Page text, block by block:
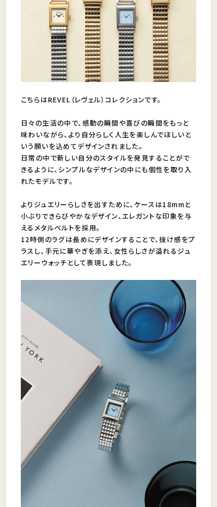
こちらはREVEL（レヴェル）コレクションです。
日々の生活の中で、感動の瞬間や喜びの瞬間をもっと
味わいながら、より自分らしく人生を楽しんでほしいと
いう願いを込めてデザインされました。
日常の中で新しい自分のスタイルを発見することがで
きるように、シンプルなデザインの中にも個性を取り入
れたモデルです。
よりジュエリーらしさを出すために、ケースは18mmと
小ぶりできらびやかなデザイン、エレガントな印象を与
えるメタルベルトを採用。
12時側のラグは長めにデザインすることで、抜け感をプ
ラスし、手元に華やぎを添え、女性らしさが溢れるジュ
エリーウォッチとして表現しました。